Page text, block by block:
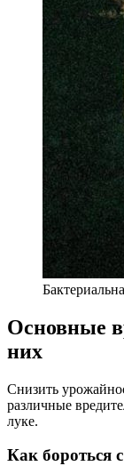
Основные
них
Снизить
различные
луке.
Как бороться